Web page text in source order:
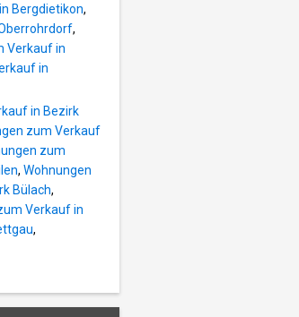
Bergdietikon,
,
Verkauf in
in
in Bezirk
zum Verkauf
zum
, Wohnungen
Bülach,
Verkauf in
,